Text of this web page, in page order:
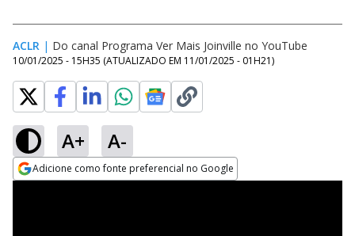
ACLR | Do canal Programa Ver Mais Joinville no YouTube
10/01/2025 - 15H35 (ATUALIZADO EM 11/01/2025 - 01H21)
A+ A-
Adicione como fonte preferencial no Google